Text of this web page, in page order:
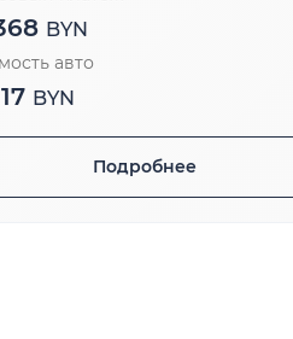
BYN
авто
BYN
Подробнее